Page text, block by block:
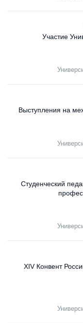
Участие
Выступления на
Студенческий
XIV Конвент